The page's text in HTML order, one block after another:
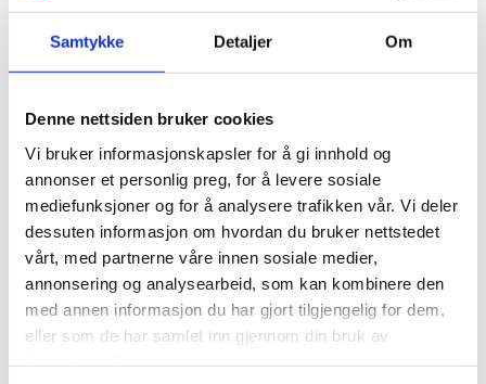
Samtykke Detaljer Om
Denne nettsiden bruker cookies
Vi bruker informasjonskapsler for å gi innhold og
annonser et personlig preg, for å levere sosiale
mediefunksjoner og for å analysere trafikken vår. Vi deler
dessuten informasjon om hvordan du bruker nettstedet
vårt, med partnerne våre innen sosiale medier,
annonsering og analysearbeid, som kan kombinere den
med annen informasjon du har gjort tilgjengelig for dem,
eller som de har samlet inn gjennom din bruk av
sannsynligvis allerede. Fokuser heller på å knytte
tidligere erfaring og utdannelse opp mot
arbeidsoppgavene som er nevnt i stillingsutlysningen.
utlysningen.
Vær nøyaktig og unngå skrivefeil: Pass på at søknaden
din ikke har slurvefeil, og at grammatikken er riktig. Du
kan gjerne få noen til å lese gjennom søknaden din. Det
kan være nyttig å få en objektiv mening og et ekstra par
øyne på den for å sørge for at alt er riktig.
Avslutt søknaden med en oppsummering: Helt til slutt i
søknaden bør du oppsummere det du har skrevet, og
argumentere for hvorfor de bør ansette akkurat deg.
Signer søknaden med «Med vennlig hilsen» eller